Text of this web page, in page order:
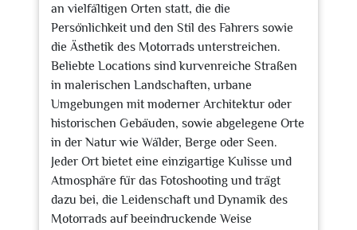
an vielfältigen Orten statt, die die
Persönlichkeit und den Stil des Fahrers sowie
die Ästhetik des Motorrads unterstreichen.
Beliebte Locations sind kurvenreiche Straßen
in malerischen Landschaften, urbane
Umgebungen mit moderner Architektur oder
historischen Gebäuden, sowie abgelegene Orte
in der Natur wie Wälder, Berge oder Seen.
Jeder Ort bietet eine einzigartige Kulisse und
Atmosphäre für das Fotoshooting und trägt
dazu bei, die Leidenschaft und Dynamik des
Motorrads auf beeindruckende Weise